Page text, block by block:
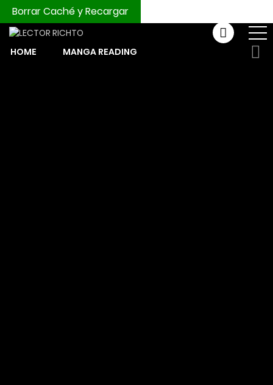
Borrar Caché y Recargar
HOME
MANGA READING